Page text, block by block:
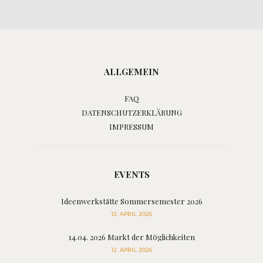
ALLGEMEIN
FAQ
DATENSCHUTZERKLÄRUNG
IMPRESSUM
EVENTS
Ideenwerkstätte Sommersemester 2026
12. APRIL 2026
14.04. 2026 Markt der Möglichkeiten
12. APRIL 2026